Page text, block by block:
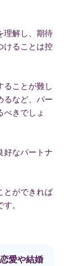
理解し、期待
けることは控
ることが難し
るなど、パー
べきでしょ
好なパートナ
とができれば
。
愛や結婚